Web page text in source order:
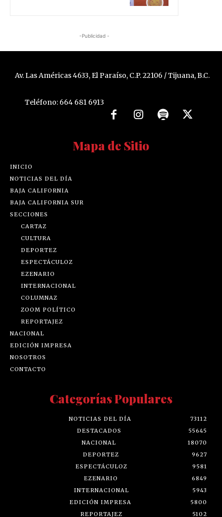
-Publicidad -
Av. Las Américas 4633, El Paraíso, C.P. 22106 / Tijuana, B.C.
Teléfono: 664 681 6913
Mapa de Sitio
INICIO
NOTICIAS DEL DÍA
BAJA CALIFORNIA
BAJA CALIFORNIA SUR
SECCIONES
CARTAZ
CULTURA
DEPORTEZ
ESPECTÁCULOZ
EZENARIO
INTERNACIONAL
COLUMNAZ
ZOOM POLÍTICO
REPORTAJEZ
NACIONAL
EDICIÓN IMPRESA
NOSOTROS
CONTACTO
Categorías Populares
NOTICIAS DEL DÍA
73112
DESTACADOS
55645
NACIONAL
18070
DEPORTEZ
9627
ESPECTÁCULOZ
9581
EZENARIO
6849
INTERNACIONAL
5943
EDICIÓN IMPRESA
5800
REPORTAJEZ
5102